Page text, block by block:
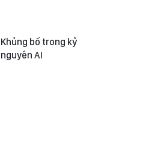
Khủng bố trong kỷ
nguyên AI